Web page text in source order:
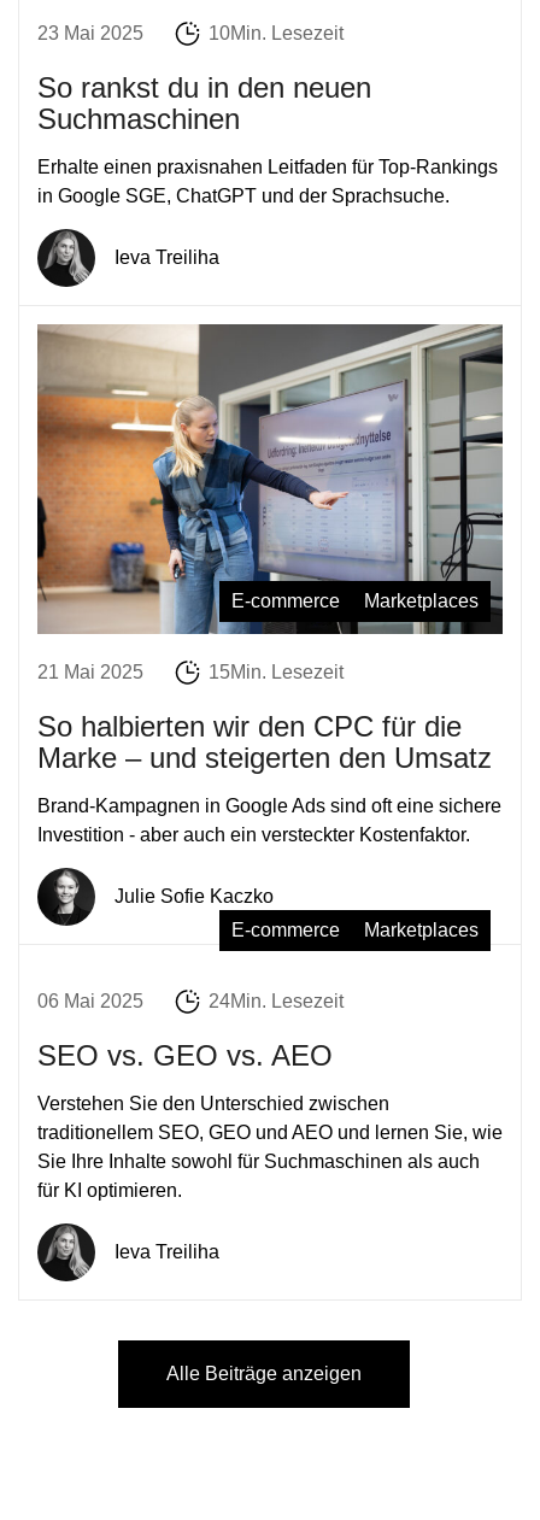
23 Mai 2025 10Min. Lesezeit
So rankst du in den neuen
Suchmaschinen
Erhalte einen praxisnahen Leitfaden für Top-Rankings
in Google SGE, ChatGPT und der Sprachsuche.
Ieva Treiliha
E-commerce Marketplaces
21 Mai 2025 15Min. Lesezeit
So halbierten wir den CPC für die
Marke – und steigerten den Umsatz
Brand-Kampagnen in Google Ads sind oft eine sichere
Investition - aber auch ein versteckter Kostenfaktor.
Julie Sofie Kaczko
E-commerce
Marketplaces
06 Mai 2025 24Min. Lesezeit
SEO vs. GEO vs. AEO
Verstehen Sie den Unterschied zwischen
traditionellem SEO, GEO und AEO und lernen Sie, wie
Sie Ihre Inhalte sowohl für Suchmaschinen als auch
für KI optimieren.
Ieva Treiliha
Alle Beiträge anzeigen